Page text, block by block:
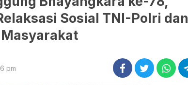
Sosial TNI-Polri dan
Masyarakat
pm